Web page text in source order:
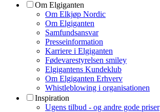
Om Elgiganten
Om Elkjøp Nordic
Om Elgiganten
Samfundsansvar
Presseinformation
Karriere i Elgiganten
Fødevarestyrelsen smiley
Elgigantens Kundeklub
Om Elgiganten Erhverv
Whistleblowing i organisationen
Inspiration
Ugens tilbud - og andre gode priser